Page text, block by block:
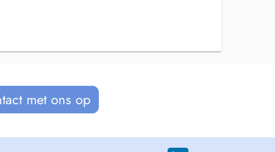
met ons op